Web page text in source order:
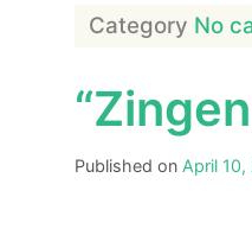
Category No
Published on April